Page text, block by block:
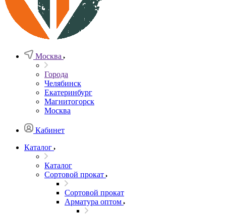
Москва
Города
Челябинск
Екатеринбург
Магнитогорск
Москва
Кабинет
Каталог
Каталог
Сортовой прокат
Сортовой прокат
Арматура оптом